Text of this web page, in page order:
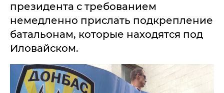
президента с требованием
немедленно прислать подкрепление
батальонам, которые находятся под
Иловайском.